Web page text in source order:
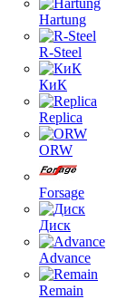
Hartung
R-Steel
КиК
Replica
ORW
Forsage
Диск
Advance
Remain